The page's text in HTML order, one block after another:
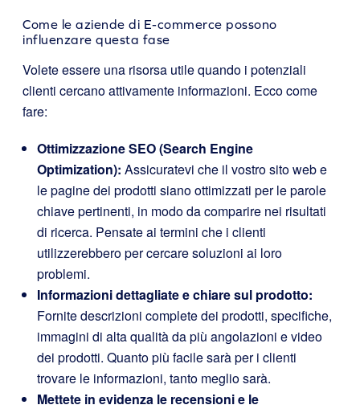
Come le aziende di E-commerce possono
influenzare questa fase
Volete essere una risorsa utile quando i potenziali
clienti cercano attivamente informazioni. Ecco come
fare:
Ottimizzazione SEO (Search Engine
Optimization): Assicuratevi che il vostro sito web e
le pagine dei prodotti siano ottimizzati per le parole
chiave pertinenti, in modo da comparire nei risultati
di ricerca. Pensate ai termini che i clienti
utilizzerebbero per cercare soluzioni ai loro
problemi.
Informazioni dettagliate e chiare sul prodotto:
Fornite descrizioni complete dei prodotti, specifiche,
immagini di alta qualità da più angolazioni e video
dei prodotti. Quanto più facile sarà per i clienti
trovare le informazioni, tanto meglio sarà.
Mettete in evidenza le recensioni e le